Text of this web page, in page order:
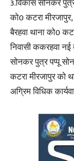
को0 कटरा
बैरहवा थाना को0
निवासी ककरहवा नई
सोनकर पुत्र पप्पू
कटरा मीरजापुर को
अग्रिम विधिक